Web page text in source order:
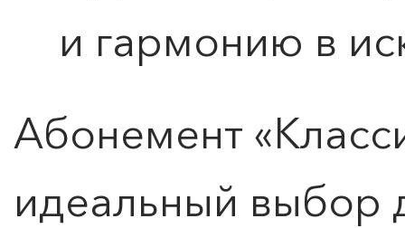
и гармонию в
Абонемент
идеальный выбор